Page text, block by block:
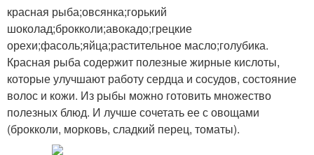
красная рыба;овсянка;горький
шоколад;брокколи;авокадо;грецкие
орехи;фасоль;яйца;растительное масло;голубика.
Красная рыба содержит полезные жирные кислоты,
которые улучшают работу сердца и сосудов, состояние
волос и кожи. Из рыбы можно готовить множество
полезных блюд. И лучше сочетать ее с овощами
(брокколи, морковь, сладкий перец, томаты).